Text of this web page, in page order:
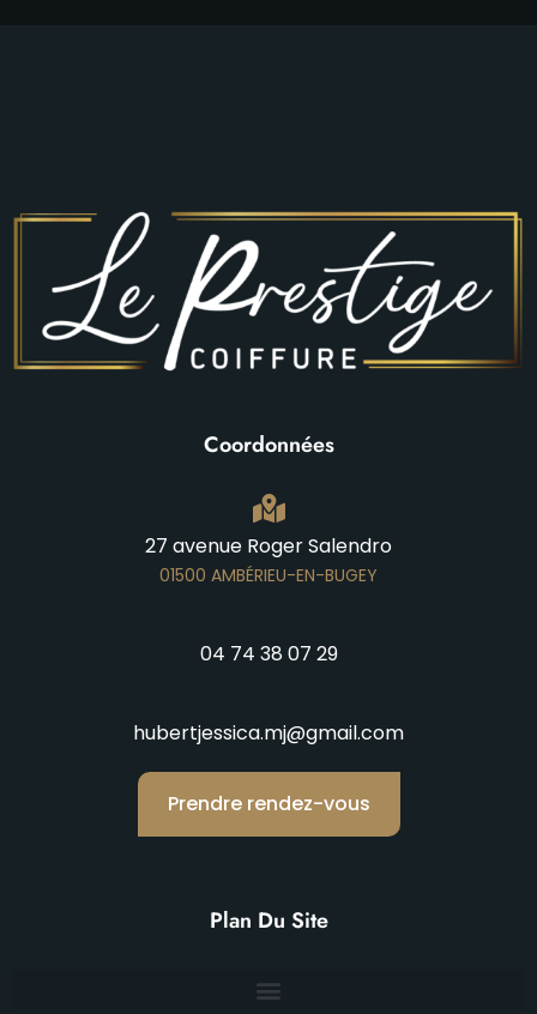
Coordonnées
27 avenue Roger Salendro
01500 AMBÉRIEU-EN-BUGEY
04 74 38 07 29
hubertjessica.mj@gmail.com
Prendre rendez-vous
Plan Du Site